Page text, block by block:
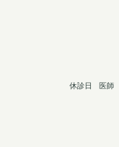
休診日 医師